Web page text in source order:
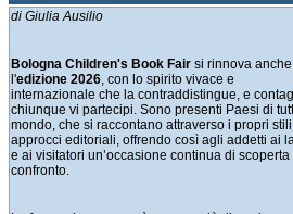
di Giulia Ausilio
Bologna Children's Book Fair si rinnova
l'edizione 2026, con lo spirito vivace e
internazionale che la contraddistingue, e
chiunque vi partecipi. Sono presenti Paesi di
mondo, che si raccontano attraverso i propri stili
approcci editoriali, offrendo così agli addetti ai
e ai visitatori un’occasione continua di scoperta
confronto.